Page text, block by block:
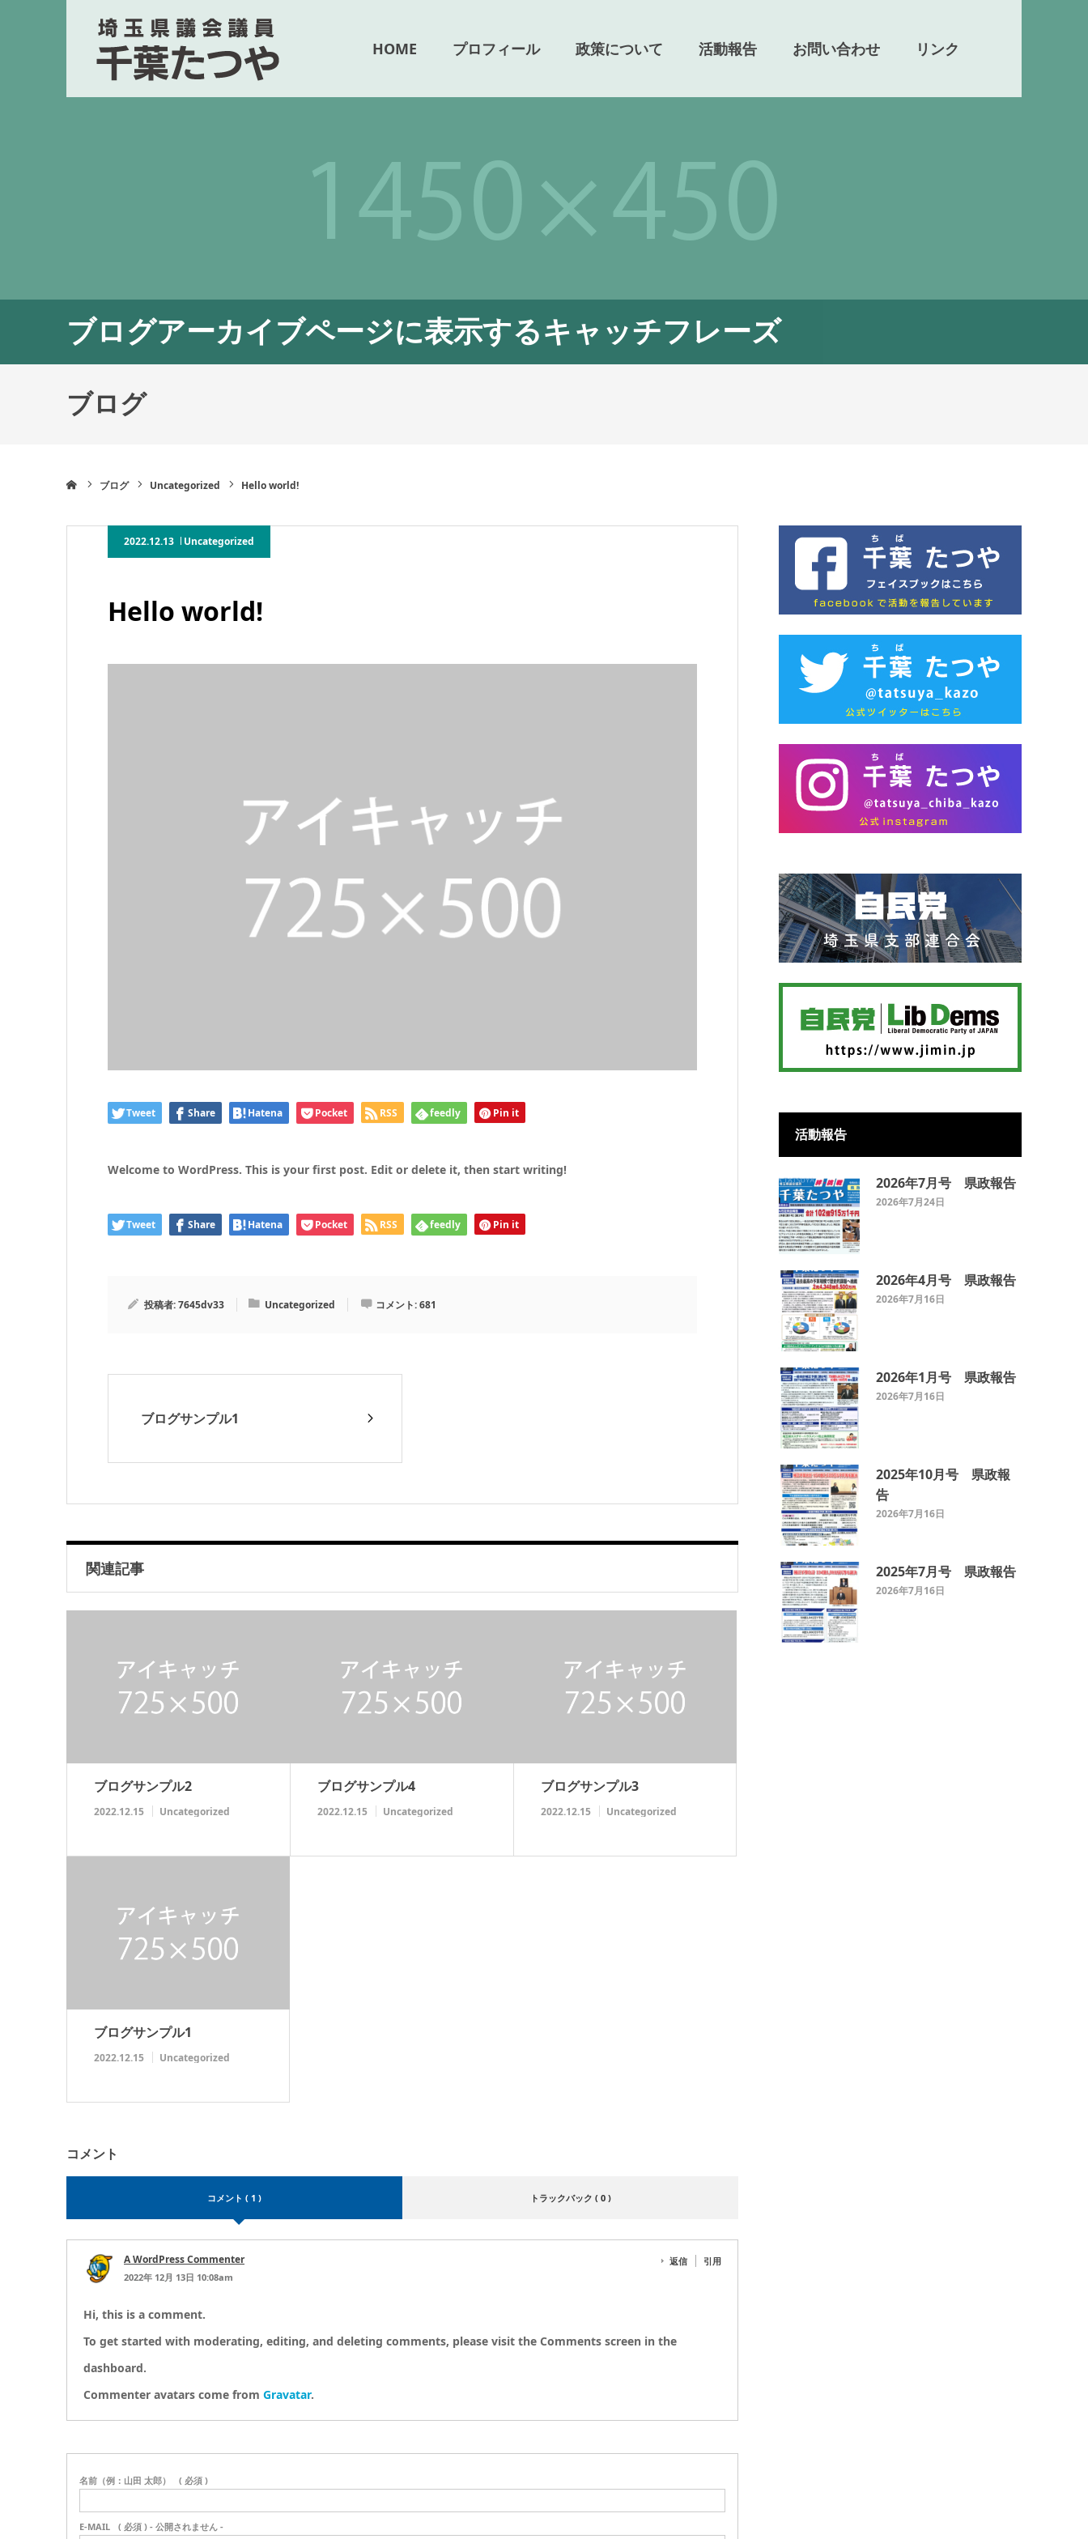
HOME プロフィール 政策について 活動報告 お問い合わせ リンク
ブログアーカイブページに表示するキャッチフレーズ
ブログ
ブログ Uncategorized Hello world!
2022.12.13 Uncategorized
Hello world!
Tweet Share Hatena Pocket RSS feedly Pin it
Welcome to WordPress. This is your first post. Edit or delete it, then start writing!
Tweet Share Hatena Pocket RSS feedly Pin it
投稿者:7645dv33 Uncategorized コメント:681
ブログサンプル1
関連記事
ブログサンプル2
2022.12.15 Uncategorized
ブログサンプル4
2022.12.15 Uncategorized
ブログサンプル3
2022.12.15 Uncategorized
ブログサンプル1
2022.12.15 Uncategorized
コメント
コメント ( 1 ) トラックバック ( 0 )
A WordPress Commenter
2022年 12月 13日 10:08am
返信 引用
Hi, this is a comment.
To get started with moderating, editing, and deleting comments, please visit the Comments screen in the
dashboard.
Commenter avatars come from Gravatar.
名前（例：山田 太郎） ( 必須 )
E-MAIL ( 必須 ) - 公開されません -
活動報告
2026年7月号 県政報告
2026年7月24日
2026年4月号 県政報告
2026年7月16日
2026年1月号 県政報告
2026年7月16日
2025年10月号 県政報
告
2026年7月16日
2025年7月号 県政報告
2026年7月16日